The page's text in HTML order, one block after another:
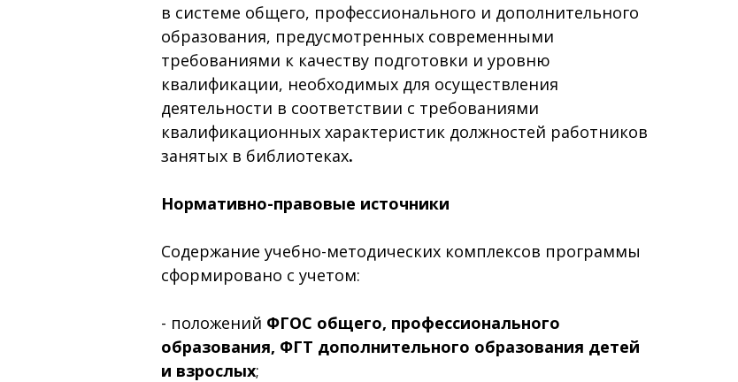
в системе общего, профессионального и дополнительного
образования, предусмотренных современными
требованиями к качеству подготовки и уровню
квалификации, необходимых для осуществления
деятельности в соответствии с требованиями
квалификационных характеристик должностей работников
занятых в библиотеках.
Нормативно-правовые источники
Содержание учебно-методических комплексов программы
сформировано с учетом:
- положений ФГОС общего, профессионального
образования, ФГТ дополнительного образования детей
и взрослых;